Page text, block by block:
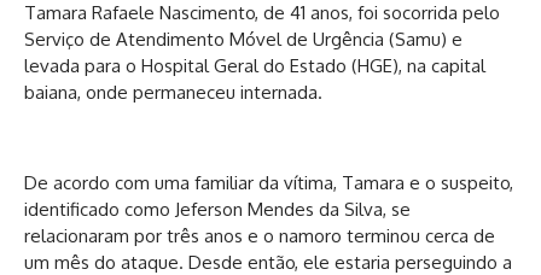
Tamara Rafaele Nascimento, de 41 anos, foi socorrida pelo
Serviço de Atendimento Móvel de Urgência (Samu) e
levada para o Hospital Geral do Estado (HGE), na capital
baiana, onde permaneceu internada.
De acordo com uma familiar da vítima, Tamara e o suspeito,
identificado como Jeferson Mendes da Silva, se
relacionaram por três anos e o namoro terminou cerca de
um mês do ataque. Desde então, ele estaria perseguindo a